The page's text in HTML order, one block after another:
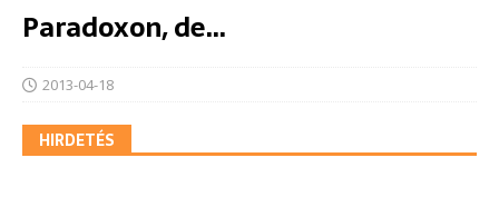
Paradoxon, de…
2013-04-18
HIRDETÉS